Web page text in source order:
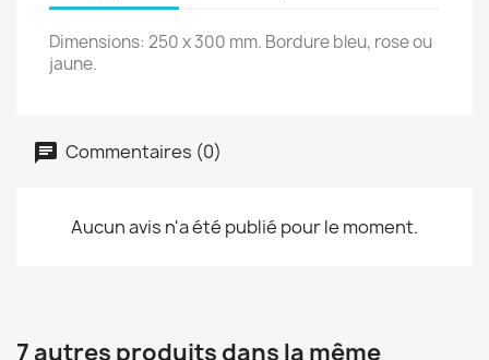
Dimensions: 250 x 300 mm. Bordure bleu, rose ou
jaune.
Commentaires (0)
Aucun avis n'a été publié pour le moment.
7 autres produits dans la même